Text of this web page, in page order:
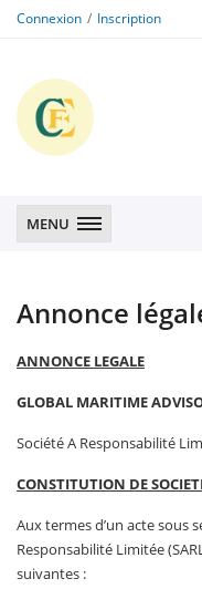
Connexion Inscription
MENU
Annonce
ANNONCE LEGALE
GLOBAL MARITIME
Société A Responsabilité
CONSTITUTION DE
Aux termes d’un acte sous
Responsabilité Limitée
suivantes :